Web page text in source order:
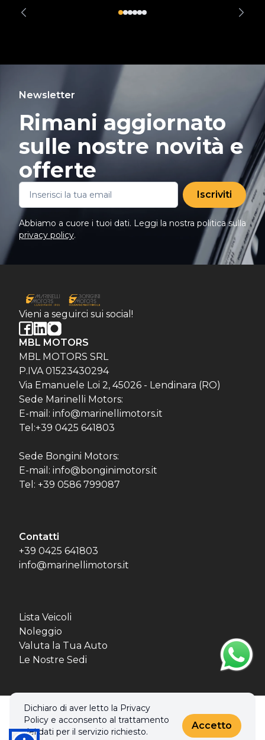
Newsletter
Rimani aggiornato
sulle nostre novità e
offerte
Iscriviti
Abbiamo a cuore i tuoi dati. Leggi la nostra politica sulla
privacy policy.
Vieni a seguirci sui social!
MBL MOTORS
MBL MOTORS SRL
P.IVA 01523430294
Via Emanuele Loi 2, 45026 - Lendinara (RO)
Sede Marinelli Motors:
E-mail: info@marinellimotors.it
Tel:+39 0425 641803
Sede Bongini Motors:
E-mail: info@bonginimotors.it
Tel: +39 0586 799087
Contatti
+39 0425 641803
info@marinellimotors.it
Lista Veicoli
Noleggio
Valuta la Tua Auto
Le Nostre Sedi
Dichiaro di aver letto la Privacy
Policy e acconsento al trattamento
dei dati per il servizio richiesto.
Accetto
© 2026 MBL MOTORS SRL. Tutti i diritti riservati.
Privacy policy & Cookies policy